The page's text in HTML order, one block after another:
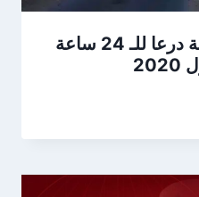
آخر الأخبار في محافظة درعا للـ 24 ساعة